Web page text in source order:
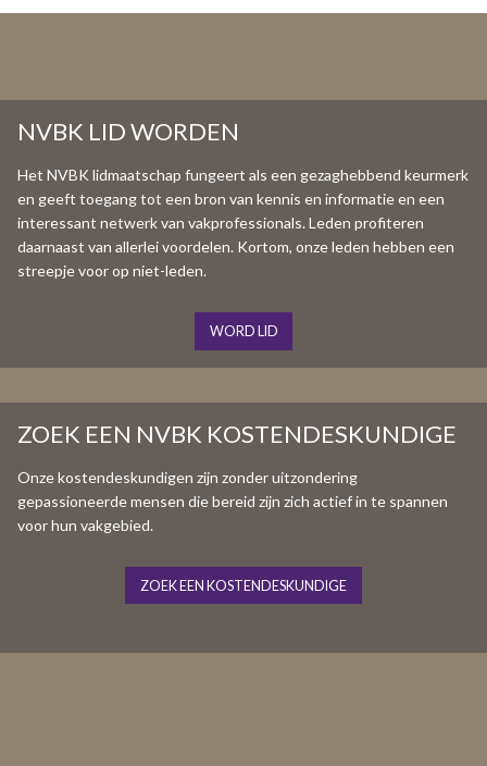
NVBK LID WORDEN
Het NVBK lidmaatschap fungeert als een gezaghebbend keurmerk
en geeft toegang tot een bron van kennis en informatie en een
interessant netwerk van vakprofessionals. Leden profiteren
daarnaast van allerlei voordelen. Kortom, onze leden hebben een
streepje voor op niet-leden.
WORD LID
ZOEK EEN NVBK KOSTENDESKUNDIGE
Onze kostendeskundigen zijn zonder uitzondering
gepassioneerde mensen die bereid zijn zich actief in te spannen
voor hun vakgebied.
ZOEK EEN KOSTENDESKUNDIGE